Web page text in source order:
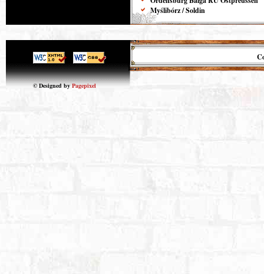
Myślibórz / Soldin
© Designed byPagepixel